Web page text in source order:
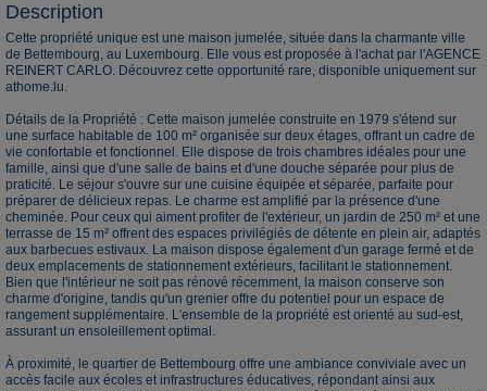
Description
Cette propriété unique est une maison jumelée, située dans la charmante ville
de Bettembourg, au Luxembourg. Elle vous est proposée à l'achat par l'AGENCE
REINERT CARLO. Découvrez cette opportunité rare, disponible uniquement sur
athome.lu.
Détails de la Propriété : Cette maison jumelée construite en 1979 s'étend sur
une surface habitable de 100 m² organisée sur deux étages, offrant un cadre de
vie confortable et fonctionnel. Elle dispose de trois chambres idéales pour une
famille, ainsi que d'une salle de bains et d'une douche séparée pour plus de
praticité. Le séjour s'ouvre sur une cuisine équipée et séparée, parfaite pour
préparer de délicieux repas. Le charme est amplifié par la présence d'une
cheminée. Pour ceux qui aiment profiter de l'extérieur, un jardin de 250 m² et une
terrasse de 15 m² offrent des espaces privilégiés de détente en plein air, adaptés
aux barbecues estivaux. La maison dispose également d'un garage fermé et de
deux emplacements de stationnement extérieurs, facilitant le stationnement.
Bien que l'intérieur ne soit pas rénové récemment, la maison conserve son
charme d'origine, tandis qu'un grenier offre du potentiel pour un espace de
rangement supplémentaire. L'ensemble de la propriété est orienté au sud-est,
assurant un ensoleillement optimal.
À proximité, le quartier de Bettembourg offre une ambiance conviviale avec un
accès facile aux écoles et infrastructures éducatives, répondant ainsi aux